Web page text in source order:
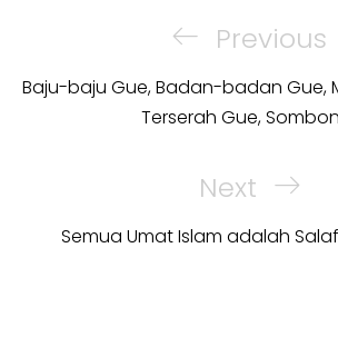
navigationPrevious
Post
Previous
Baju-baju Gue, Badan-badan Gue,
Terserah Gue,
Next
Post
Next
Semua Umat Islam adalah